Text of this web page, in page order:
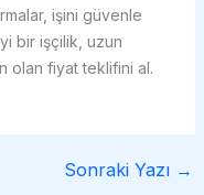
işini güvenle
bir işçilik, uzun
olan fiyat teklifini al.
Sonraki Yazı →